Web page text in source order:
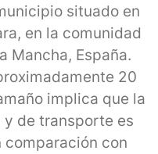
situado en
en la comunidad
Mancha, España.
20
implica que la
de transporte es
comparación con